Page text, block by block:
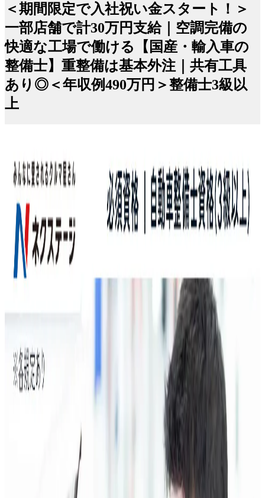
＜期間限定で入社祝い金スタート！＞
一部店舗で計30万円支給｜空調完備の
快適な工場で働ける【国産・輸入車の
整備士】重整備は基本外注｜共有工具
あり◎＜年収例490万円＞整備士3級以
上